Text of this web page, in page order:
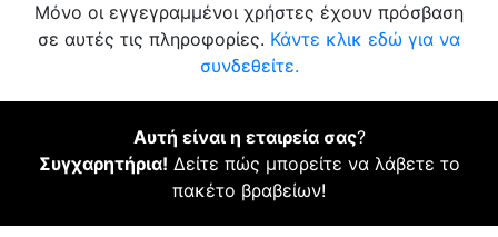
Μόνο οι εγγεγραμμένοι χρήστες έχουν πρόσβαση
σε αυτές τις πληροφορίες. Κάντε κλικ εδώ για να
συνδεθείτε.
Αυτή είναι η εταιρεία σας?
Συγχαρητήρια! Δείτε πώς μπορείτε να λάβετε το
πακέτο βραβείων!